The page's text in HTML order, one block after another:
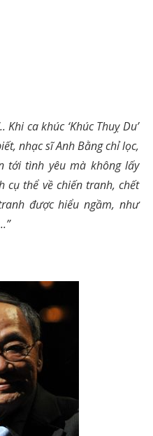
Khi ca khúc ‘Khúc Thuỵ Du’
nhạc sĩ Anh Bằng chỉ lọc,
tới tình yêu mà không lấy
cụ thể về chiến tranh, chết
được hiểu ngầm, như